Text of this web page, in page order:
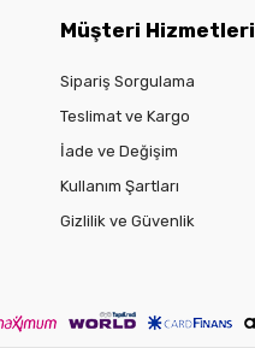
Müşteri Hizmetleri
Sipariş Sorgulama
Teslimat ve Kargo
İade ve Değişim
Kullanım Şartları
Gizlilik ve Güvenlik